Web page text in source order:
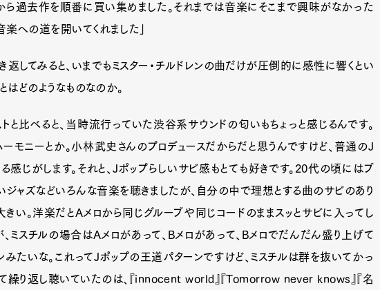
Art&Design Watch
Fashion
ら過去作を順番に買い集めました。それまでは音楽にそこまで興味がなかった
楽への道を開いてくれました」
返してみると、いまでもミスター・チルドレンの曲だけが圧倒的に感性に響くとい
はどのようなものなのか。
トと比べると、当時流行っていた渋谷系サウンドの匂いもちょっと感じるんです。
モニーとか。小林武史さんのプロデュースだからだと思うんですけど、普通のJ
感じがします。それと、Jポップらしいサビ感もとても好きです。20代の頃にはブ
ジャズなどいろんな音楽を聴きましたが、自分の中で理想とする曲のサビのあり
い。洋楽だとAメロから同じグルーブや同じコードのままスッとサビに入ってし
、ミスチルの場合はAメロがあって、Bメロがあって、Bメロでだんだん盛り上げて
みたいな。これってJポップの王道パターンですけど、ミスチルは群を抜いてかっ
繰り返し聴いていたのは、『innocent world』『Tomorrow never knows』『名